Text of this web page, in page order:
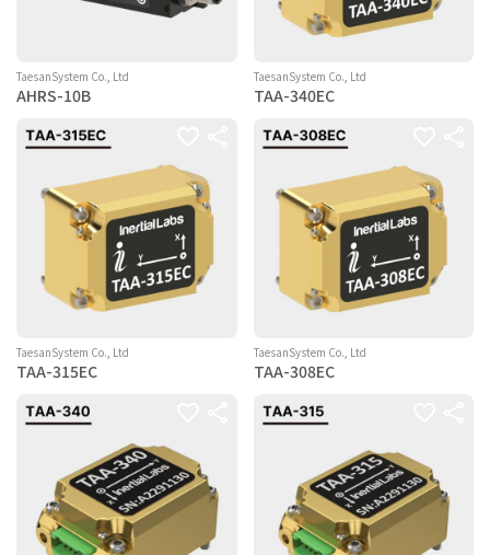
TaesanSystem Co., Ltd
AHRS-10B
TaesanSystem Co., Ltd
TAA-340EC
TaesanSystem Co., Ltd
TAA-315EC
TaesanSystem Co., Ltd
TAA-308EC